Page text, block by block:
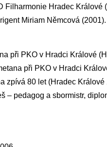
Filharmonie Hradec Králové
Miriam Němcová (2001).
při PKO v Hradci Králové
při PKO v Hradci
zpívá 80 let (Hradec Králové
– pedagog a sbormistr,